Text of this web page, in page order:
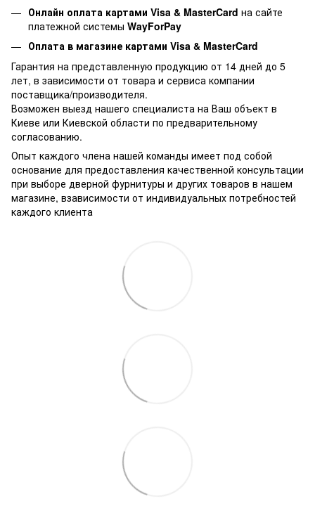
Онлайн оплата картами Visa & MasterCard на сайте
платежной системы WayForPay
Оплата в магазине картами Visa & MasterCard
Гарантия на представленную продукцию от 14 дней до 5
лет, в зависимости от товара и сервиса компании
поставщика/производителя.
Возможен выезд нашего специалиста на Ваш объект в
Киеве или Киевской области по предварительному
согласованию.
Опыт каждого члена нашей команды имеет под собой
основание для предоставления качественной консультации
при выборе дверной фурнитуры и других товаров в нашем
магазине, взависимости от индивидуальных потребностей
каждого клиента